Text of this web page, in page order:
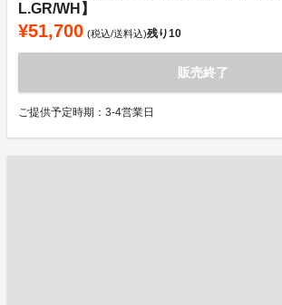
L.GR/WH】
¥51,700 (税込/送料込)残り10
販売終了
ご提供予定時期：3-4営業日